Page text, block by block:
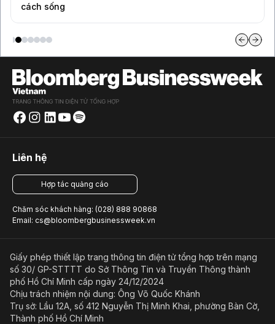
cách sống
Liên hệ
Hợp tác quảng cáo
Chăm sóc khách hàng: (028) 888 90868
Email: cs@bloombergbusinessweek.vn
Giấy phép thiết lập trang thông tin điện tử tổng hợp trên mạng
số 30/ GP-STTTT do Sở Thông Tin và Truyền Thông thành
phố Hồ Chí Minh cấp ngày 24/12/2024
Chịu trách nhiệm nội dung: Ông Võ Quốc Khánh
Trụ sở: Lầu 12A, số 412 Nguyễn Thị Minh Khai, phường Bàn Cờ,
Thành phố Hồ Chí Minh